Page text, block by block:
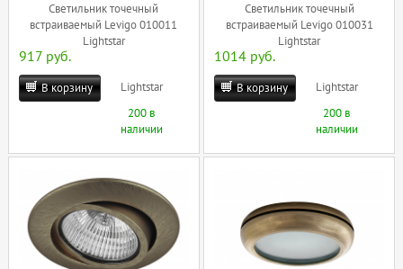
Светильник точечный
встраиваемый Levigo 010011
Lightstar
917 руб.
В корзину
Lightstar
200 в
наличии
Светильник точечный
встраиваемый Levigo 010031
Lightstar
1014 руб.
В корзину
Lightstar
200 в
наличии